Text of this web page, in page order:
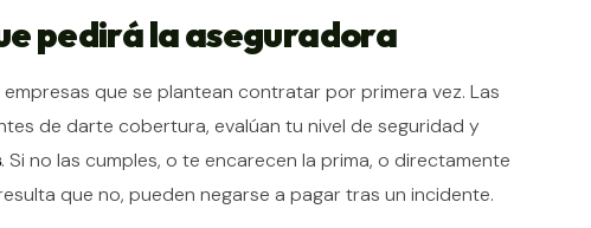
pedirá la aseguradora
que se plantean contratar por primera vez. Las
de darte cobertura, evalúan tu nivel de seguridad y
. Si no las cumples, o te encarecen la prima, o directamente
que no, pueden negarse a pagar tras un incidente.